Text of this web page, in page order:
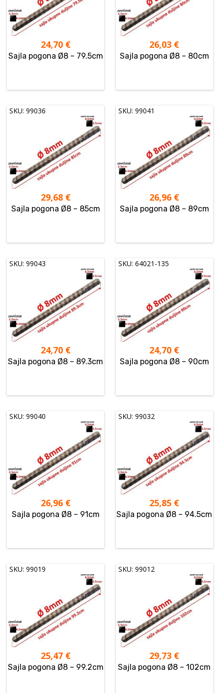
24,70 €
Sajla pogona Ø8 – 79.5cm
26,03 €
Sajla pogona Ø8 – 80cm
SKU: 99036
29,68 €
Sajla pogona Ø8 – 85cm
SKU: 99041
26,96 €
Sajla pogona Ø8 – 89cm
SKU: 99043
24,70 €
Sajla pogona Ø8 – 89.3cm
SKU: 64021-135
24,70 €
Sajla pogona Ø8 – 90cm
SKU: 99040
26,96 €
Sajla pogona Ø8 – 91cm
SKU: 99032
25,85 €
Sajla pogona Ø8 – 94.5cm
SKU: 99019
25,47 €
Sajla pogona Ø8 – 99.2cm
SKU: 99012
29,73 €
Sajla pogona Ø8 – 102cm